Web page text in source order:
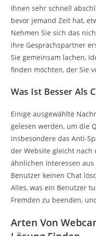
Ihnen sehr schnell
bevor jemand Zeit hat,
Nehmen Sie sich das
ihre Gesprächspartner
Sie gemeinsam lachen,
finden möchten, der Sie
Was Ist Besser Als
Einige ausgewählte
gelesen werden, um die
insbesondere das Anti-
der Website gleicht
ähnlichen Interessen
Benutzer keinen Chat
Alles, was ein Benutzer
Fremden zu beenden,
Arten Von